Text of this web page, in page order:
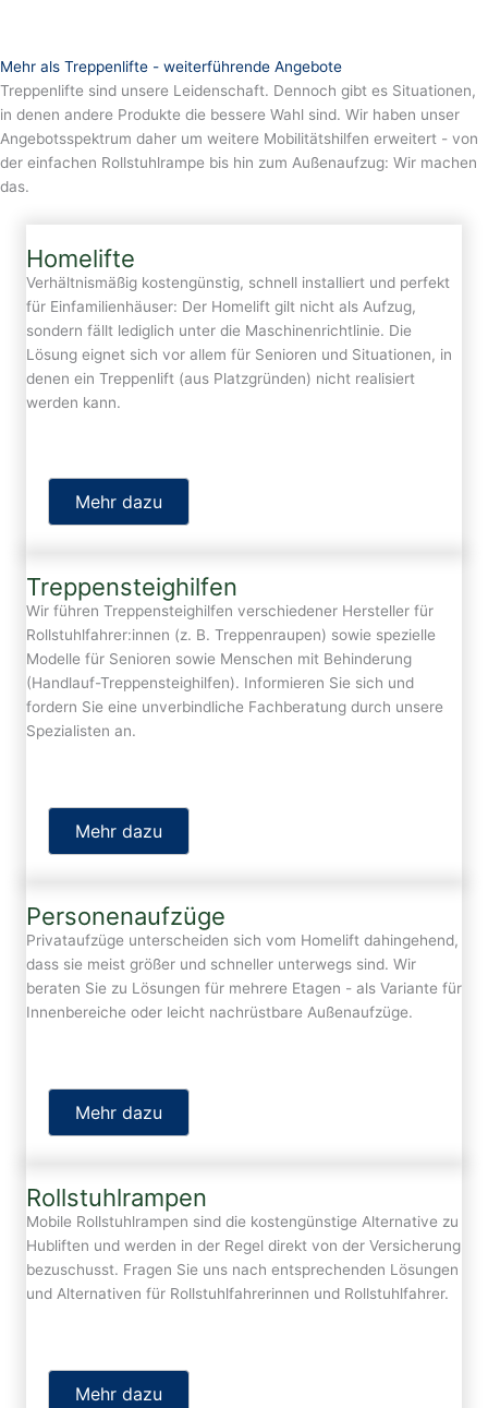
Mehr als Treppenlifte - weiterführende Angebote
Treppenlifte sind unsere Leidenschaft. Dennoch gibt es Situationen,
in denen andere Produkte die bessere Wahl sind. Wir haben unser
Angebotsspektrum daher um weitere Mobilitätshilfen erweitert - von
der einfachen Rollstuhlrampe bis hin zum Außenaufzug: Wir machen
das.
Homelifte
Verhältnismäßig kostengünstig, schnell installiert und perfekt
für Einfamilienhäuser: Der Homelift gilt nicht als Aufzug,
sondern fällt lediglich unter die Maschinenrichtlinie. Die
Lösung eignet sich vor allem für Senioren und Situationen, in
denen ein Treppenlift (aus Platzgründen) nicht realisiert
werden kann.
Mehr dazu
Treppensteighilfen
Wir führen Treppensteighilfen verschiedener Hersteller für
Rollstuhlfahrer:innen (z. B. Treppenraupen) sowie spezielle
Modelle für Senioren sowie Menschen mit Behinderung
(Handlauf-Treppensteighilfen). Informieren Sie sich und
fordern Sie eine unverbindliche Fachberatung durch unsere
Spezialisten an.
Mehr dazu
Personenaufzüge
Privataufzüge unterscheiden sich vom Homelift dahingehend,
dass sie meist größer und schneller unterwegs sind. Wir
beraten Sie zu Lösungen für mehrere Etagen - als Variante für
Innenbereiche oder leicht nachrüstbare Außenaufzüge.
Mehr dazu
Rollstuhlrampen
Mobile Rollstuhlrampen sind die kostengünstige Alternative zu
Hubliften und werden in der Regel direkt von der Versicherung
bezuschusst. Fragen Sie uns nach entsprechenden Lösungen
und Alternativen für Rollstuhlfahrerinnen und Rollstuhlfahrer.
Mehr dazu